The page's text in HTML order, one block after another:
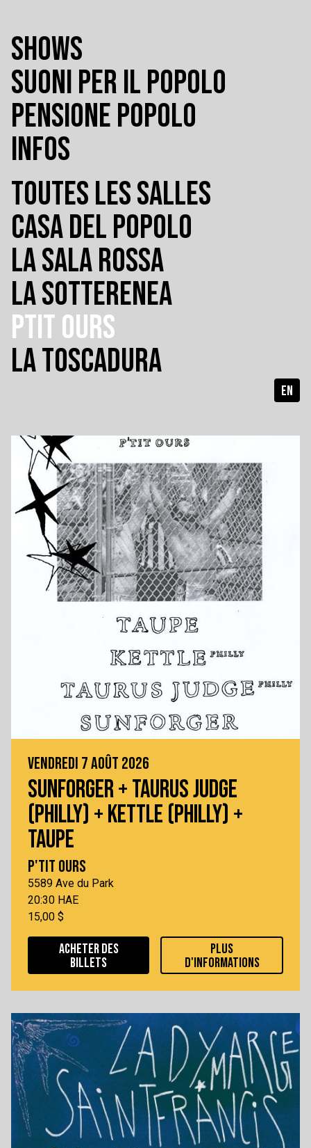
SHOWS
SUONI PER IL POPOLO
PENSIONE POPOLO
INFOS
TOUTES LES SALLES
CASA DEL POPOLO
LA SALA ROSSA
LA SOTTERENEA
PTIT OURS
LA TOSCADURA
EN
VENDREDI 7 AOÛT 2026
SUNFORGER + TAURUS JUDGE
(PHILLY) + KETTLE (PHILLY) +
TAUPE
P'TIT OURS
5589 Ave du Park
20:30 HAE
15,00 $
ACHETER DES
BILLETS
PLUS
D'INFORMATIONS